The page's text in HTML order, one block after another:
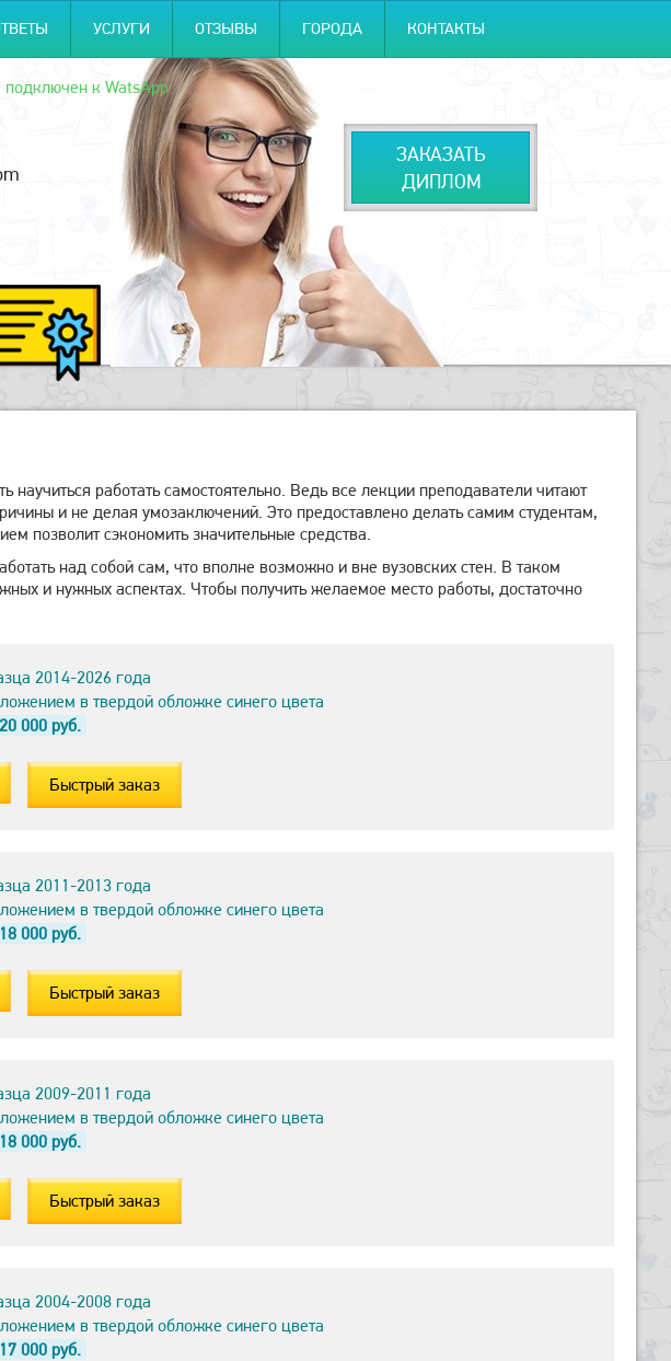
УСЛУГИ ОТЗЫВЫ ГОРОДА КОНТАКТЫ
подключен к WatsApp
ЗАКАЗАТЬ
ДИПЛОМ
работать самостоятельно. Ведь все лекции преподаватели читают
и не делая умозаключений. Это предоставлено делать самим студентам,
позволит сэкономить значительные средства.
над собой сам, что вполне возможно и вне вузовских стен. В таком
и нужных аспектах. Чтобы получить желаемое место работы, достаточно
2014-2026 года
в твердой обложке синего цвета
20 000 руб.
Быстрый заказ
2011-2013 года
в твердой обложке синего цвета
18 000 руб.
Быстрый заказ
2009-2011 года
в твердой обложке синего цвета
18 000 руб.
Быстрый заказ
2004-2008 года
в твердой обложке синего цвета
17 000 руб.